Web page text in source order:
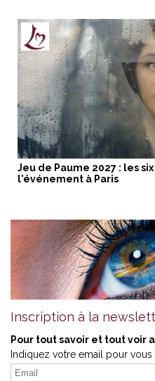
Jeu de Paume 2027 : les
l'événement à Paris
Inscription à la
Pour tout savoir et tout voir
Indiquez votre email pour